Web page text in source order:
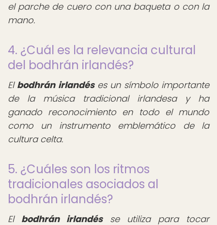
el parche de cuero con una baqueta o con la
mano.
4. ¿Cuál es la relevancia cultural
del bodhrán irlandés?
El bodhrán irlandéses un símbolo importante
de la música tradicional irlandesa y ha
ganado reconocimiento en todo el mundo
como un instrumento emblemático de la
cultura celta.
5. ¿Cuáles son los ritmos
tradicionales asociados al
bodhrán irlandés?
El bodhrán irlandésse utiliza para tocar